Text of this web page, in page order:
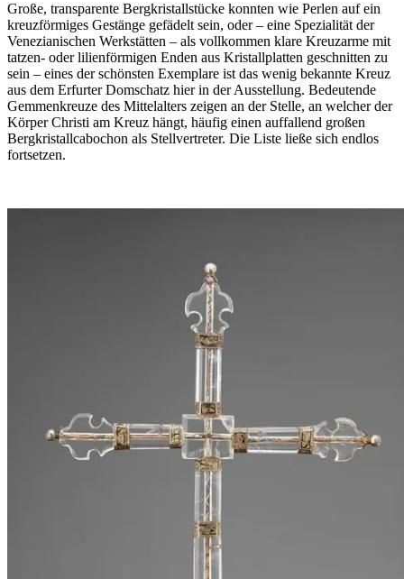
Große, transparente Bergkristallstücke konnten wie Perlen auf ein
kreuzförmiges Gestänge gefädelt sein, oder – eine Spezialität der
Venezianischen Werkstätten – als vollkommen klare Kreuzarme mit
tatzen- oder lilienförmigen Enden aus Kristallplatten geschnitten zu
sein – eines der schönsten Exemplare ist das wenig bekannte Kreuz
aus dem Erfurter Domschatz hier in der Ausstellung. Bedeutende
Gemmenkreuze des Mittelalters zeigen an der Stelle, an welcher der
Körper Christi am Kreuz hängt, häufig einen auffallend großen
Bergkristallcabochon als Stellvertreter. Die Liste ließe sich endlos
fortsetzen.